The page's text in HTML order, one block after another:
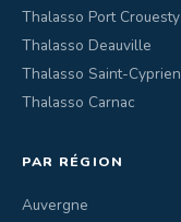
Thalasso Port Crouesty
Thalasso Deauville
Thalasso Saint-Cyprien
Thalasso Carnac
PAR RÉGION
Auvergne